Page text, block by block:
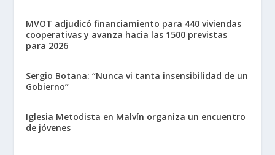
MVOT adjudicó financiamiento para 440 viviendas
cooperativas y avanza hacia las 1500 previstas
para 2026
Sergio Botana: “Nunca vi tanta insensibilidad de un
Gobierno”
Iglesia Metodista en Malvín organiza un encuentro
de jóvenes